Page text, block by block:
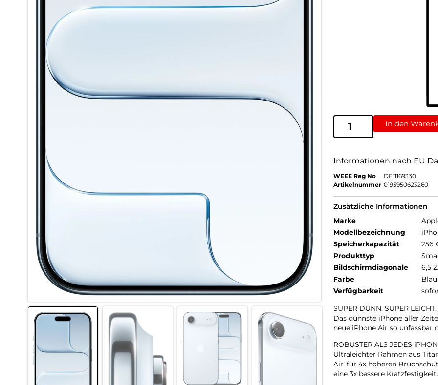
In den
Informationen nach EU
WEEE Reg No
DE11169330
Artikelnummer 0195950623260
Zusätzliche Informationen
Marke
Modellbezeichnung
Speicherkapazität
256
Produkttyp
Bildschirmdiagonale
6,5
Farbe
Blau
Verfügbarkeit
SUPER DÜNN. SUPER
Das dünnste iPhone aller
neue iPhone Air so unfassbar
ROBUSTER ALS JEDES
Ultraleichter Rahmen aus
Air, für 4x höheren
eine 3x bessere Kratzfestigkeit.